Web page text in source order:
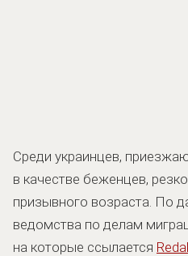
Среди украинцев,
в качестве беженцев,
призывного возраста. По
ведомства по делам
на которые ссылается